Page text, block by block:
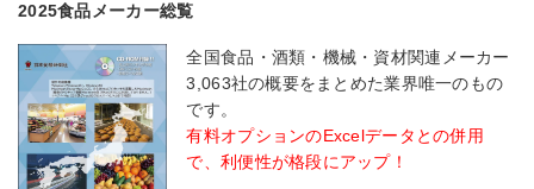
2025食品メーカー総覧
全国食品・酒類・機械・資材関連メーカー
3,063社の概要をまとめた業界唯一のもの
です。
有料オプションのExcelデータとの併用
で、利便性が格段にアップ！